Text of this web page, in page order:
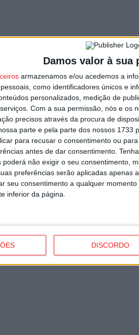
Damos valor à sua
armazenamos e/ou acedemos a
como identificadores únicos e
personalizados, medição de
Com a sua permissão, nós e os
precisos através da procura de
parte e pela parte dos nossos 1733
para recusar o consentimento ou
antes de dar consentimento.
poderá não exigir o seu consentimento,
preferências serão aplicadas apenas
seu consentimento a qualquer
inferior da página.
DISCORDO